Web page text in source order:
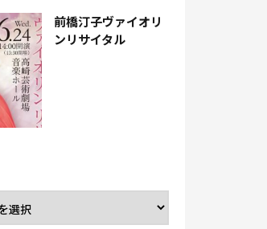
前橋汀子ヴァイオリ
ンリサイタル